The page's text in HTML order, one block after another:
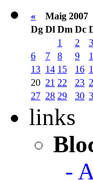
« Maig 2007
Dg Dl Dm Dc
1
2 3
6
7 8 9
13 14 15 16
20 21 22 23
27 28 29 30
links
-